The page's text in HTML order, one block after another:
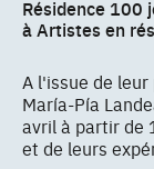
Résidence 100
à Artistes en
A l'issue de
María-Pía
avril à partir de
et de leurs